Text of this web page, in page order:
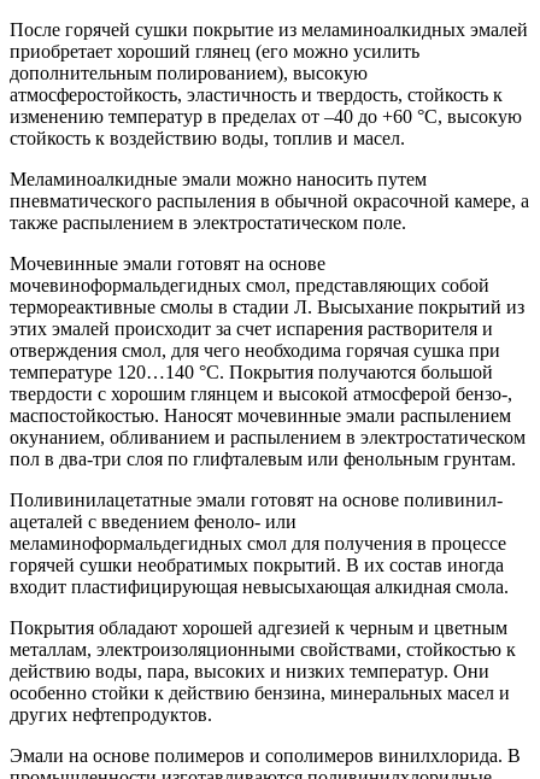
После горячей сушки покрытие из меламиноалкидных эмалей
приобретает хороший глянец (его можно усилить
дополнительным полированием), высокую
атмосферостойкость, эластичность и твердость, стойкость к
изменению температур в пределах от –40 до +60 °С, высокую
стойкость к воздействию воды, топлив и масел.
Меламиноалкидные эмали можно наносить путем
пневматического распыления в обычной окрасочной камере, а
также распылением в электростатическом поле.
Мочевинные эмали готовят на основе
мочевиноформальдегидных смол, представляющих собой
термореактивные смолы в стадии Л. Высыхание покрытий из
этих эмалей происходит за счет испарения растворителя и
отверждения смол, для чего необходима горячая сушка при
температуре 120…140 °С. Покрытия получаются большой
твердости с хорошим глянцем и высокой атмосферой бензо-,
маспостойкостью. Наносят мочевинные эмали распылением
окунанием, обливанием и распылением в электростатическом
пол в два-три слоя по глифталевым или фенольным грунтам.
Поливинилацетатные эмали готовят на основе поливинил-
ацеталей с введением феноло- или
меламиноформальдегидных смол для получения в процессе
горячей сушки необратимых покрытий. В их состав иногда
входит пластифицирующая невысыхающая алкидная смола.
Покрытия обладают хорошей адгезией к черным и цветным
металлам, электроизоляционными свойствами, стойкостью к
действию воды, пара, высоких и низких температур. Они
особенно стойки к действию бензина, минеральных масел и
других нефтепродуктов.
Эмали на основе полимеров и сополимеров винилхлорида. В